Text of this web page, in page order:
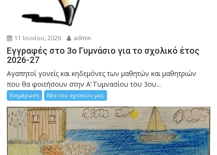
11 Ιουνίου, 2026 admin
Εγγραφές στο 3ο Γυμνάσιο για το σχολικό έτος
2026-27
Αγαπητοί γονείς και κηδεμόνες των μαθητών και μαθητριών
που θα φοιτήσουν στην A’΄ Γυμνασίου του 3ου...
Ενημέρωση Νέα του σχολείου μας